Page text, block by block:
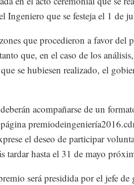
Ingeniero que se festeja el 1 de
que procedieron a favor del
que, en el caso de los
se hubiesen realizado, el
acompañarse de un
el deseo de participar
tardar hasta el 31 de mayo
será presidida por el jefe